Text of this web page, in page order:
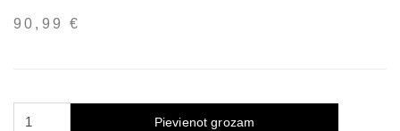
90,99€
Pievienot grozam